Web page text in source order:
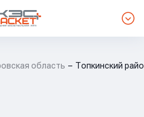
область Топкинский